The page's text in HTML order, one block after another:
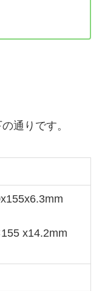
通りです。
x14.2mm